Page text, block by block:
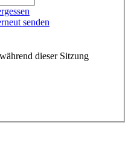
senden
dieser Sitzung